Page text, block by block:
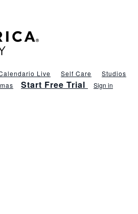
Live Self Care
Studios
Start Free Trial Sign in